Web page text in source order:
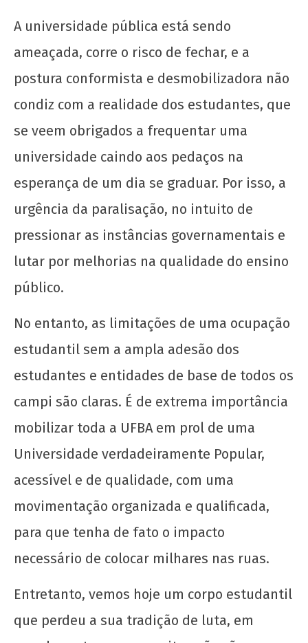
UJC
Bíblia nas escolas em Vitória da Conquista: a
direita
14 de
junho
de
2025
CN
UJC
Todo apoio à greve dos professores de
Salvador! Bruno Reis, pague o piso!
14 de
junho
2025
UJC
A universidade pública está sendo
ameaçada, corre o risco de fechar, e a
postura conformista e desmobilizadora não
condiz com a realidade dos estudantes, que
se veem obrigados a frequentar uma
universidade caindo aos pedaços na
esperança de um dia se graduar. Por isso, a
urgência da paralisação, no intuito de
pressionar as instâncias governamentais e
lutar por melhorias na qualidade do ensino
público.
No entanto, as limitações de uma ocupação
estudantil sem a ampla adesão dos
estudantes e entidades de base de todos os
campi são claras. É de extrema importância
mobilizar toda a UFBA em prol de uma
Universidade verdadeiramente Popular,
acessível e de qualidade, com uma
movimentação organizada e qualificada,
para que tenha de fato o impacto
necessário de colocar milhares nas ruas.
Entretanto, vemos hoje um corpo estudantil
que perdeu a sua tradição de luta, em